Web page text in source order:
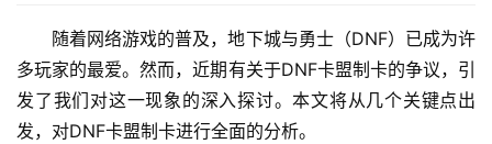
随着网络游戏的普及，地下城与勇士（DNF）已成为许
多玩家的最爱。然而，近期有关于DNF卡盟制卡的争议，引
发了我们对这一现象的深入探讨。本文将从几个关键点出
发，对DNF卡盟制卡进行全面的分析。